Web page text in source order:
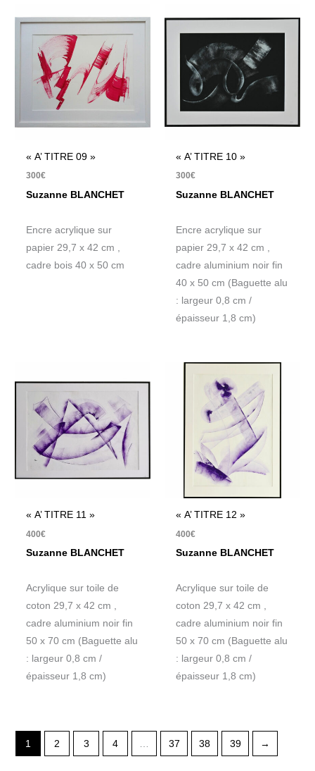
« A’ TITRE 09 »
300€
Suzanne BLANCHET
Encre acrylique sur
papier 29,7 x 42 cm ,
cadre bois 40 x 50 cm
« A’ TITRE 10 »
300€
Suzanne BLANCHET
Encre acrylique sur
papier 29,7 x 42 cm ,
cadre aluminium noir fin
40 x 50 cm (Baguette alu
: largeur 0,8 cm /
épaisseur 1,8 cm)
« A’ TITRE 11 »
400€
Suzanne BLANCHET
Acrylique sur toile de
coton 29,7 x 42 cm ,
cadre aluminium noir fin
50 x 70 cm (Baguette alu
: largeur 0,8 cm /
épaisseur 1,8 cm)
« A’ TITRE 12 »
400€
Suzanne BLANCHET
Acrylique sur toile de
coton 29,7 x 42 cm ,
cadre aluminium noir fin
50 x 70 cm (Baguette alu
: largeur 0,8 cm /
épaisseur 1,8 cm)
1 2 3 4 37 38 39 →